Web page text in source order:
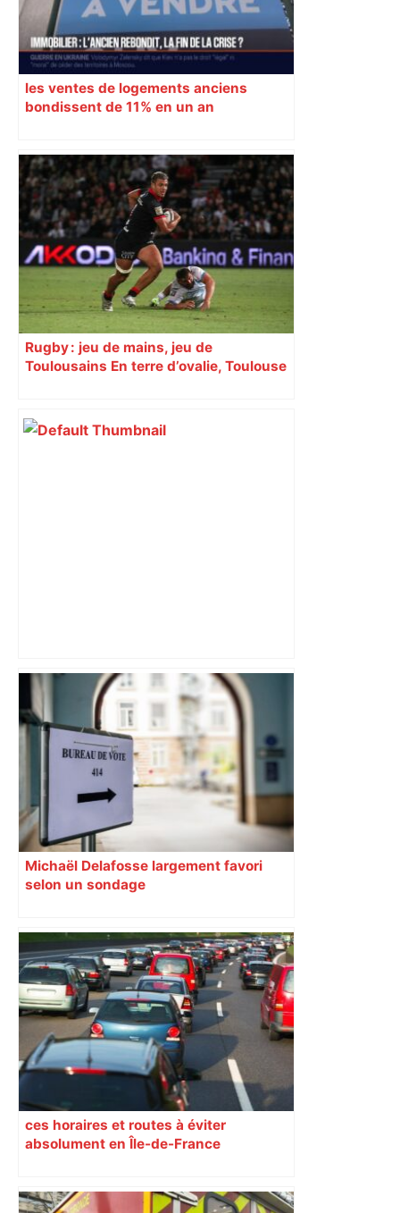
les ventes de logements anciens
bondissent de 11% en un an
Rugby : jeu de mains, jeu de
Toulousains En terre d’ovalie, Toulouse
revendiquant surtout son art du jeu en
mouvement, vif et spectaculaire.
les agriculteurs manifestent malgré les
interdictions
Michaël Delafosse largement favori
selon un sondage
ces horaires et routes à éviter
absolument en Île-de-France